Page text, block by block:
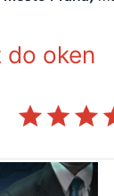
do oken